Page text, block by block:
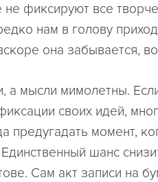
фиксируют все
нам в голову
она забывается,
а мысли мимолетны.
своих идей,
предугадать момент,
шанс
Сам акт записи на